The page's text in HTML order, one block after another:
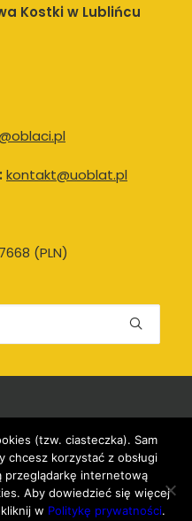
Kostki w Lublińcu
kontakt@uoblat.pl
(PLN)
zastrzeżone. Ta strona
polityki prywatności
–info@oblaci.pl
(tzw. ciasteczka). Sam
chcesz korzystać z obsługi
przeglądarkę internetową
Aby dowiedzieć się więcej
w Politykę prywatności.